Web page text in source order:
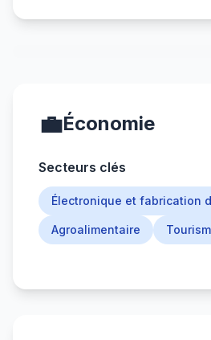
💼Économie
Secteurs clés
Électronique et fabrication
Agroalimentaire